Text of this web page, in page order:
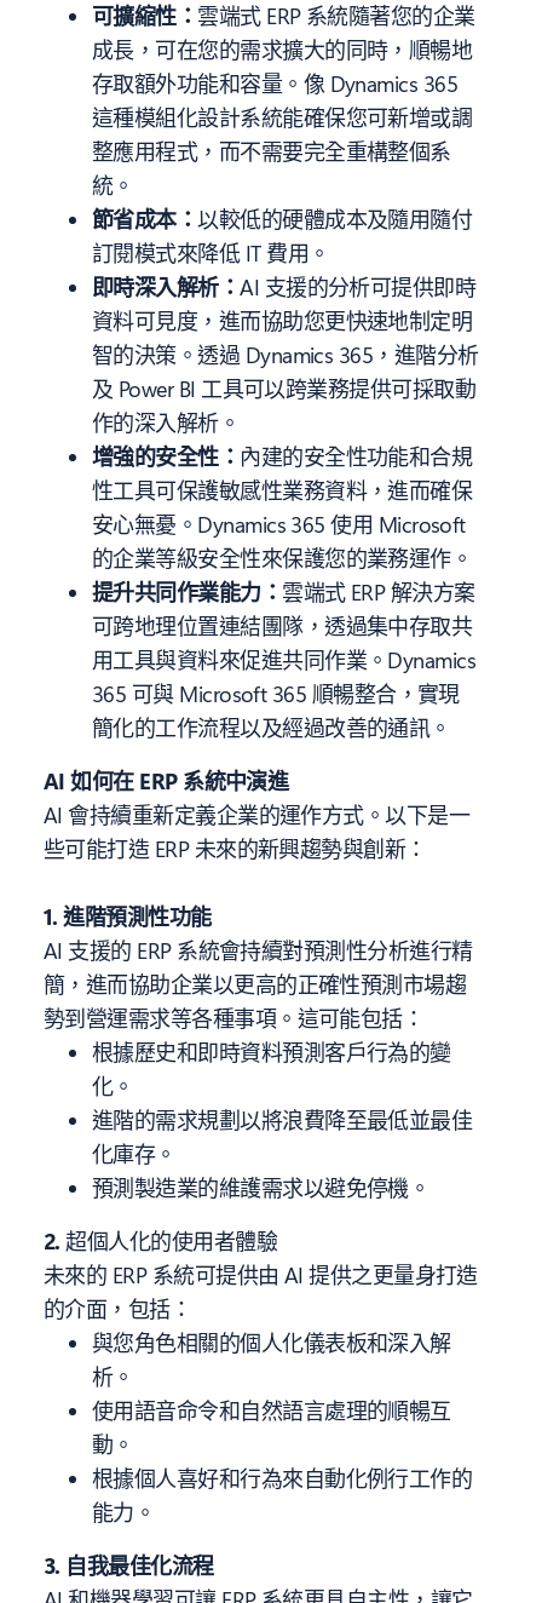
可擴縮性： 雲端式 ERP 系統隨著您的企業
成長，可在您的需求擴大的同時，順暢地
存取額外功能和容量。像 Dynamics 365
這種模組化設計系統能確保您可新增或調
整應用程式，而不需要完全重構整個系
統。
節省成本：以較低的硬體成本及隨用隨付
訂閱模式來降低 IT 費用。
即時深入解析：AI 支援的分析可提供即時
資料可見度，進而協助您更快速地制定明
智的決策。透過 Dynamics 365，進階分析
及 Power BI 工具可以跨業務提供可採取動
作的深入解析。
增強的安全性： 內建的安全性功能和合規
性工具可保護敏感性業務資料，進而確保
安心無憂。Dynamics 365 使用 Microsoft
的企業等級安全性來保護您的業務運作。
提升共同作業能力： 雲端式 ERP 解決方案
可跨地理位置連結團隊，透過集中存取共
用工具與資料來促進共同作業。Dynamics
365 可與 Microsoft 365 順暢整合，實現
簡化的工作流程以及經過改善的通訊。
AI 如何在 ERP 系統中演進
AI 會持續重新定義企業的運作方式。以下是一
些可能打造 ERP 未來的新興趨勢與創新：
1. 進階預測性功能
AI 支援的 ERP 系統會持續對預測性分析進行精
簡，進而協助企業以更高的正確性預測市場趨
勢到營運需求等各種事項。這可能包括：
根據歷史和即時資料預測客戶行為的變
化。
進階的需求規劃以將浪費降至最低並最佳
化庫存。
預測製造業的維護需求以避免停機。
2. 超個人化的使用者體驗
未來的 ERP 系統可提供由 AI 提供之更量身打造
的介面，包括：
與您角色相關的個人化儀表板和深入解
析。
使用語音命令和自然語言處理的順暢互
動。
根據個人喜好和行為來自動化例行工作的
能力。
3. 自我最佳化流程